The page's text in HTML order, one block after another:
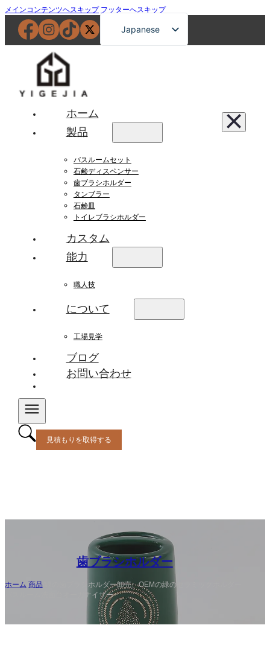
メインコンテンツへスキップ フッターへスキップ
Japanese
English
Arabic
ホーム
製品
バスルームセット
石鹸ディスペンサー
歯ブラシホルダー
タンブラー
石鹸皿
トイレブラシホルダー
カスタム
能力
職人技
について
工場見学
ブログ
お問い合わせ
見積もりを取得する
歯ブラシホルダー
ホーム 商品
緑の歯ブラシホルダー卸売、OEMの緑のセラミックホルダー
バスルーム洗面台オーガナイザー